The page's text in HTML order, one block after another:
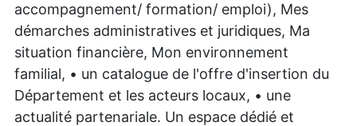
accompagnement/ formation/ emploi), Mes
démarches administratives et juridiques, Ma
situation financière, Mon environnement
familial, • un catalogue de l'offre d'insertion du
Département et les acteurs locaux, • une
actualité partenariale. Un espace dédié et